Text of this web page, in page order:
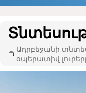
Ադրբեջանի
օպերատիվ